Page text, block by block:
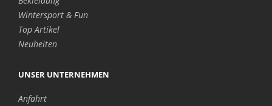
Wintersport & Fun
Top Artikel
Neuheiten
UNSER UNTERNEHMEN
Anfahrt